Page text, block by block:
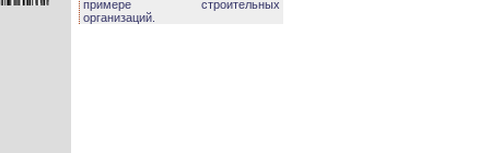
примере строительных
организаций.